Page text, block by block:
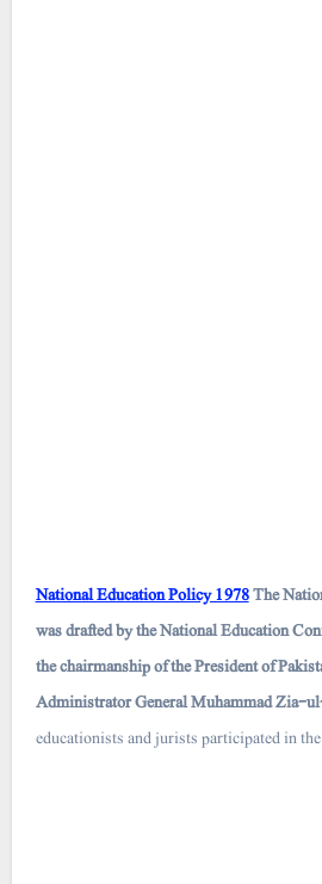
National Education Policy 1978The
was drafted by the National Education
the chairmanship of the President of
Administrator General Muhammad Zia-
educationists and jurists participated in